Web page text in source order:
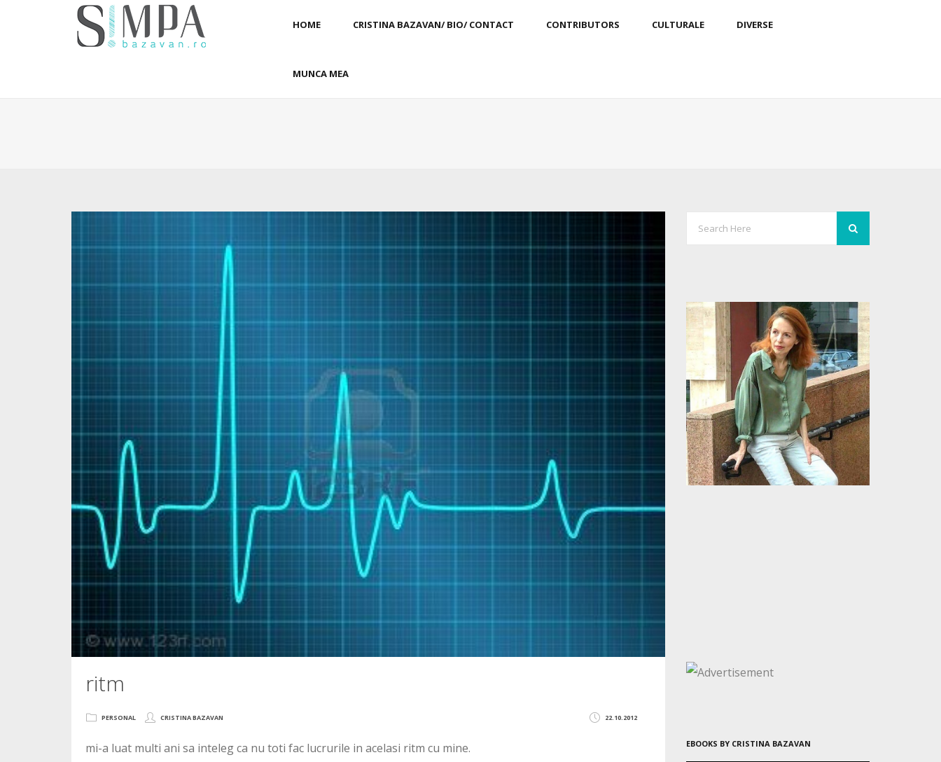
HOME CRISTINA BAZAVAN/ BIO/ CONTACT CONTRIBUTORS CULTURALE DIVERSE
MUNCA MEA
ritm
22.10.2012
PERSONAL CRISTINA BAZAVAN
mi-a luat multi ani sa inteleg ca nu toti fac lucrurile in acelasi ritm cu mine. EBOOKS BY CRISTINA BAZAVAN